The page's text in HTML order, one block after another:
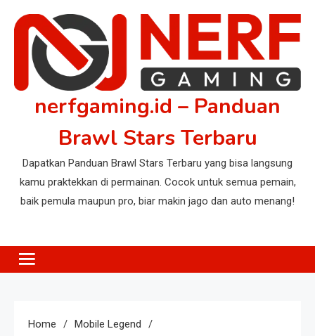
content
nerfgaming.id – Panduan
Brawl Stars Terbaru
Dapatkan Panduan Brawl Stars Terbaru yang bisa langsung
kamu praktekkan di permainan. Cocok untuk semua pemain,
baik pemula maupun pro, biar makin jago dan auto menang!
Home
Mobile Legend